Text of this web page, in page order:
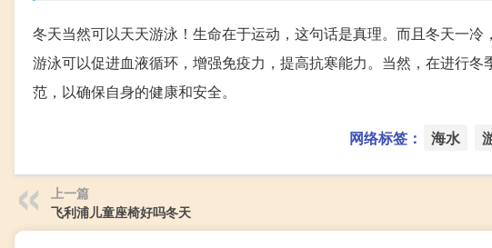
冬天当然可以天天游泳！生命在于运动，这句话是真理。而且冬天一冷
游泳可以促进血液循环，增强免疫力，提高抗寒能力。当然，在进行
范，以确保自身的健康和安全。
网络标签： 海水
上一篇
飞利浦儿童座椅好吗冬天